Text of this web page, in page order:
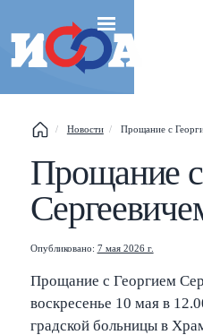
Новости Прощание с
Прощание
Опубликовано: 7 мая 2026 г.
Прощание с Георгием
воскресенье 10 мая в
градской больницы в
This help popup
Search popup